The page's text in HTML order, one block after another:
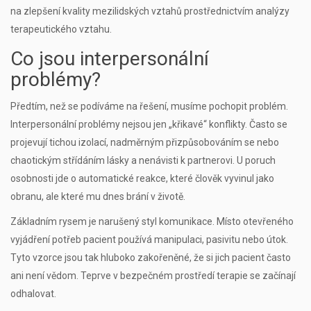
na zlepšení kvality mezilidských vztahů prostřednictvím analýzy
terapeutického vztahu
Co jsou interpersonální
problémy?
Předtím, než se podíváme na řešení, musíme pochopit problém.
Interpersonální problémy nejsou jen „křikavé“ konflikty. Často se
projevují tichou izolací, nadměrným přizpůsobováním se nebo
chaotickým střídáním lásky a nenávisti k partnerovi. U poruch
osobnosti jde o automatické reakce, které člověk vyvinul jako
obranu, ale které mu dnes brání v životě.
Základním rysem je narušený styl komunikace. Místo otevřeného
vyjádření potřeb pacient používá manipulaci, pasivitu nebo útok.
Tyto vzorce jsou tak hluboko zakořeněné, že si jich pacient často
ani není vědom. Teprve v bezpečném prostředí terapie se začínají
odhalovat.